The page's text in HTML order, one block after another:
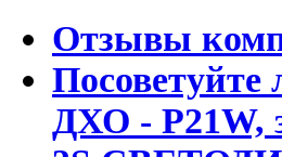
Отзывы
ДХО - P21W,